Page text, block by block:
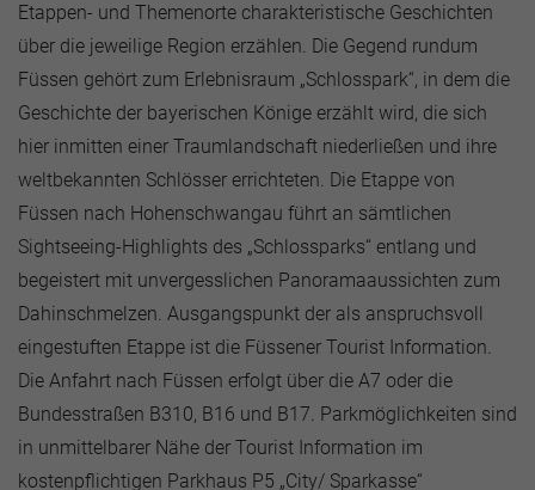
Etappen- und Themenorte charakteristische Geschichten
über die jeweilige Region erzählen. Die Gegend rundum
Füssen gehört zum Erlebnisraum „Schlosspark“, in dem die
Geschichte der bayerischen Könige erzählt wird, die sich
hier inmitten einer Traumlandschaft niederließen und ihre
weltbekannten Schlösser errichteten. Die Etappe von
Füssen nach Hohenschwangau führt an sämtlichen
Sightseeing-Highlights des „Schlossparks“ entlang und
begeistert mit unvergesslichen Panoramaaussichten zum
Dahinschmelzen. Ausgangspunkt der als anspruchsvoll
eingestuften Etappe ist die Füssener Tourist Information.
Die Anfahrt nach Füssen erfolgt über die A7 oder die
Bundesstraßen B310, B16 und B17. Parkmöglichkeiten sind
in unmittelbarer Nähe der Tourist Information im
kostenpflichtigen Parkhaus P5 „City/ Sparkasse“